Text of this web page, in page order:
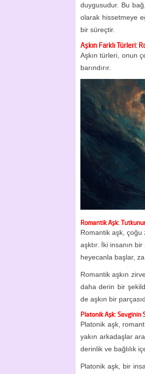
duygusudur. Bu
olarak hissetmeye
bir süreçtir.
Aşkın Farklı Türleri:
Aşkın türleri, onun
barındırır.
Romantik Aşk:
Romantik aşk,
aşktır. İki insanın
heyecanla başlar,
Romantik aşkın
daha derin bir
de aşkın bir
Platonik Aşk: Sevginin
Platonik aşk,
yakın arkadaşlar
derinlik ve bağlılık
Platonik aşk, bir